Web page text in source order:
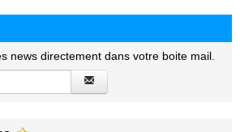
news directement dans votre boite mail.